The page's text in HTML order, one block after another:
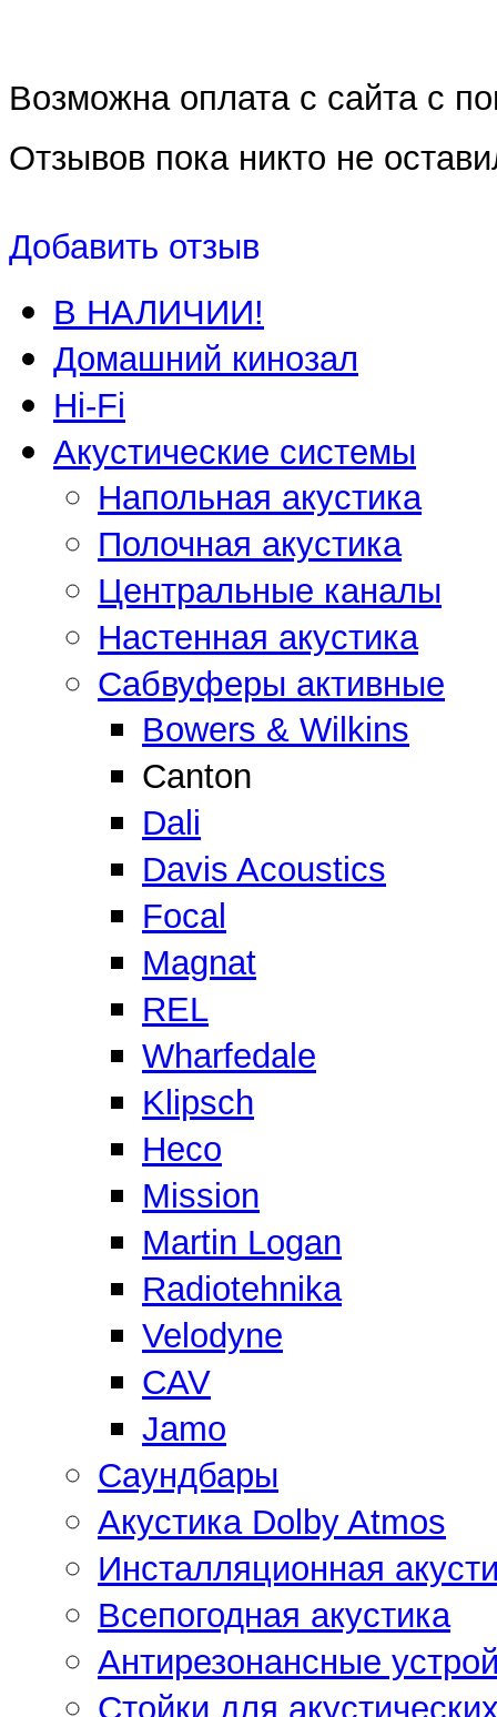
Возможна оплата с сайта с
Отзывов пока никто не
Добавить отзыв
В НАЛИЧИИ!
Домашний кинозал
Hi-Fi
Акустические системы
Напольная акустика
Полочная акустика
Центральные каналы
Настенная акустика
Сабвуферы активные
Bowers & Wilkins
Canton
Dali
Davis Acoustics
Focal
Magnat
REL
Wharfedale
Klipsch
Heco
Mission
Martin Logan
Radiotehnika
Velodyne
CAV
Jamo
Саундбары
Акустика Dolby Atmos
Инсталляционная
Всепогодная акустика
Антирезонансные
Стойки для